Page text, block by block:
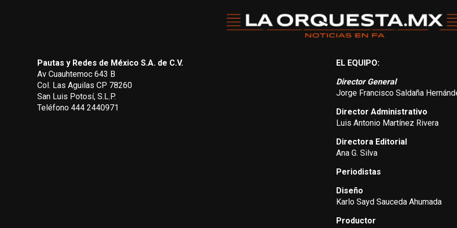
Pautas y Redes de México S.A. de C.V.
Av Cuauhtemoc 643 B
Col. Las Aguilas CP 78260
San Luis Potosí, S.L.P.
Teléfono 444 2440971
EL EQUIPO:
Director General
Jorge Francisco Saldaña
Director Administrativo
Luis Antonio Martínez Rivera
Directora Editorial
Ana G. Silva
Periodistas
Diseño
Karlo Sayd Sauceda Ahumada
Productor